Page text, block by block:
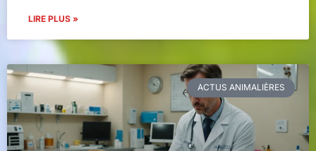
LIRE PLUS »
ACTUS ANIMALIÈRES